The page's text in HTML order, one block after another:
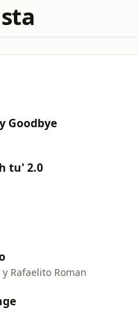
Goodbye
tu' 2.0
Rafaelito Roman